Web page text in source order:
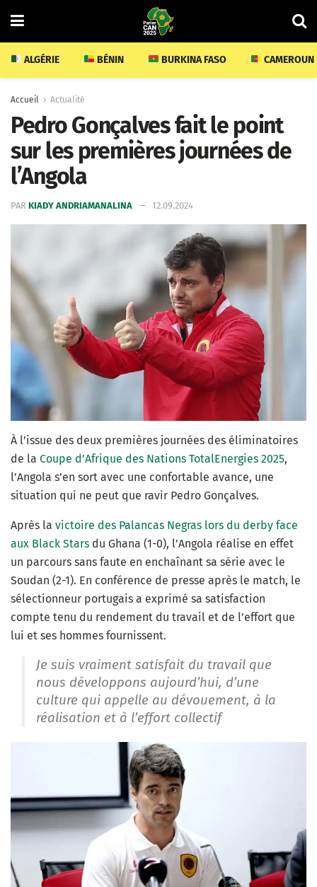
ALGÉRIE BÉNIN BURKINA FASO CAMEROUN
Accueil Actualité
Pedro Gonçalves fait le point
sur les premières journées de
l’Angola
PAR KIADY ANDRIAMANALINA 12.09.2024
À l’issue des deux premières journées des éliminatoires
de la Coupe d’Afrique des Nations TotalEnergies 2025,
l’Angola s’en sort avec une confortable avance, une
situation qui ne peut que ravir Pedro Gonçalves.
Après la victoire des Palancas Negras lors du derby face
aux Black Stars du Ghana (1-0), l’Angola réalise en effet
un parcours sans faute en enchaînant sa série avec le
Soudan (2-1). En conférence de presse après le match, le
sélectionneur portugais a exprimé sa satisfaction
compte tenu du rendement du travail et de l’effort que
lui et ses hommes fournissent.
Je suis vraiment satisfait du travail que
nous développons aujourd’hui, d’une
culture qui appelle au dévouement, à la
réalisation et à l’effort collectif